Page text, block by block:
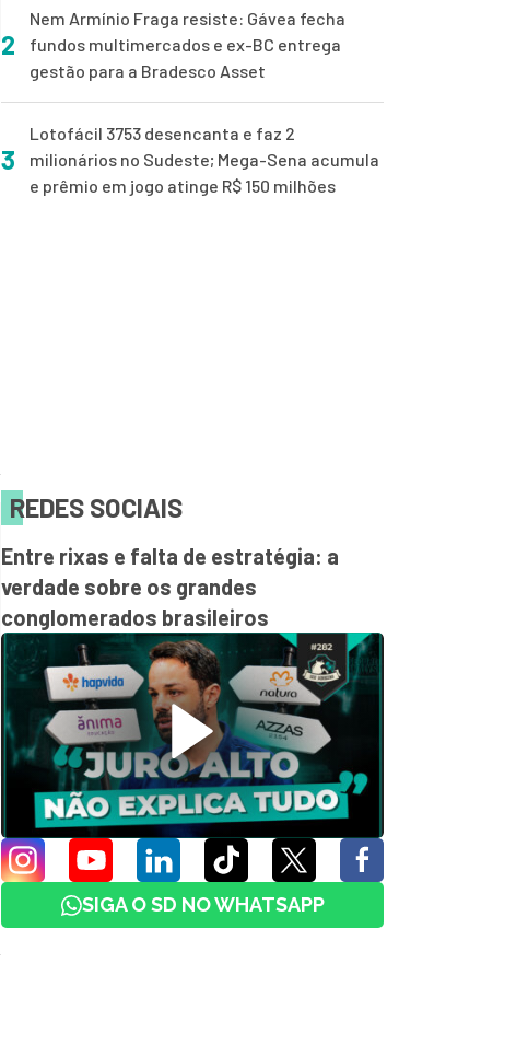
2
Nem Armínio Fraga resiste: Gávea fecha
fundos multimercados e ex-BC entrega
gestão para a Bradesco Asset
3
Lotofácil 3753 desencanta e faz 2
milionários no Sudeste; Mega-Sena acumula
e prêmio em jogo atinge R$ 150 milhões
REDES SOCIAIS
Entre rixas e falta de estratégia: a
verdade sobre os grandes
conglomerados brasileiros
SIGA O SD NO WHATSAPP